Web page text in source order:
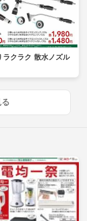
ラクラク 散水ノズル